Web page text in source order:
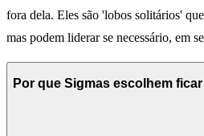
fora dela. Eles são 'lobos solitários'
mas podem liderar se necessário, em
Por que Sigmas escolhem